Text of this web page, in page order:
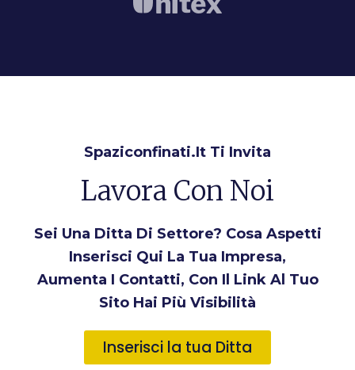
Spaziconfinati.it Ti Invita
Lavora Con Noi
Sei Una Ditta Di Settore? Cosa Aspetti
Inserisci Qui La Tua Impresa,
Aumenta I Contatti, Con Il Link Al Tuo
Sito Hai Più Visibilità
Inserisci la tua Ditta